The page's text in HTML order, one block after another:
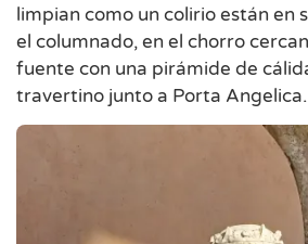
limpian como un colirio están en
el columnado, en el chorro
fuente con una pirámide de
travertino junto a Porta Angelica.